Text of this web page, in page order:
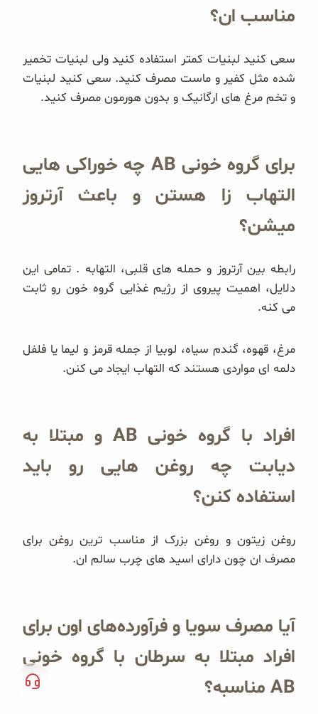
مناسب ان؟
سعی کنید لبنیات کمتر استفاده کنید ولی لبنیات تخمیر
شده مثل کفیر و ماست مصرف کنید. سعی کنید لبنیات
و تخم مرغ های ارگانیک و بدون هورمون مصرف کنید.
برای گروه خونی AB چه خوراکی هایی
التهاب زا هستن و باعث آرتروز
میشن؟
رابطه بين آرتروز و حمله های قلبی، التهابه . تمامی اين
دلایل، اهميت پيروی از رژيم غذایی گروه خون رو ثابت
می کنه.
مرغ، قهوه، گندم سیاه، لوبیا از جمله قرمز و لیما یا فلفل
دلمه ای مواردی هستند که التهاب ایجاد می کنن.
افراد با گروه خونی AB و مبتلا به
دیابت چه روغن هایی رو باید
استفاده کنن؟
روغن زیتون و روغن بزرک از مناسب ترین روغن برای
مصرف ان چون دارای اسید های چرب سالم ان.
آیا مصرف سویا و فرآورده‌های اون برای
افراد مبتلا به سرطان با گروه خونی
AB مناسبه؟